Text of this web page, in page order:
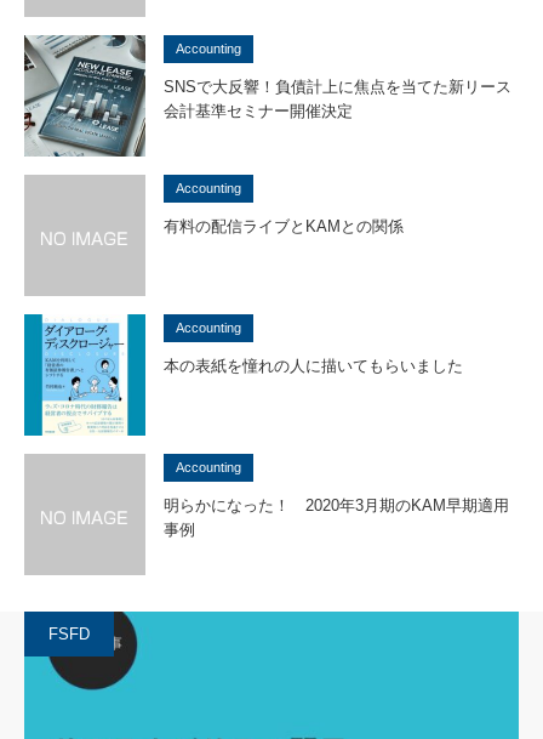
Accounting
SNSで大反響！負債計上に焦点を当てた新リース
会計基準セミナー開催決定
Accounting
有料の配信ライブとKAMとの関係
Accounting
本の表紙を憧れの人に描いてもらいました
Accounting
明らかになった！ 2020年3月期のKAM早期適用
事例
FSFD